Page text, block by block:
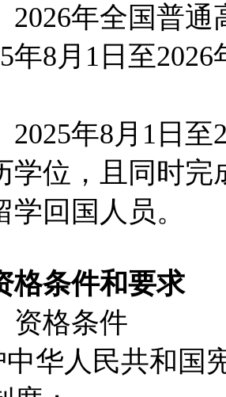
2026年全国普
年8月1日至
2025年8月1日
学位，且同时完
学回国人员。
格条件和要求
资格条件
中华人民共和国